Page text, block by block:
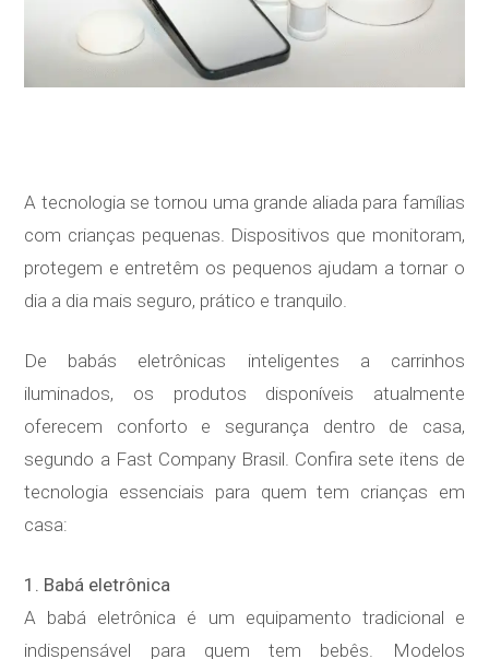
A tecnologia se tornou uma grande aliada para famílias
com crianças pequenas. Dispositivos que monitoram,
protegem e entretêm os pequenos ajudam a tornar o
dia a dia mais seguro, prático e tranquilo.
De babás eletrônicas inteligentes a carrinhos
iluminados, os produtos disponíveis atualmente
oferecem conforto e segurança dentro de casa,
segundo a Fast Company Brasil. Confira sete itens de
tecnologia essenciais para quem tem crianças em
casa:
1. Babá eletrônica
A babá eletrônica é um equipamento tradicional e
indispensável para quem tem bebês. Modelos